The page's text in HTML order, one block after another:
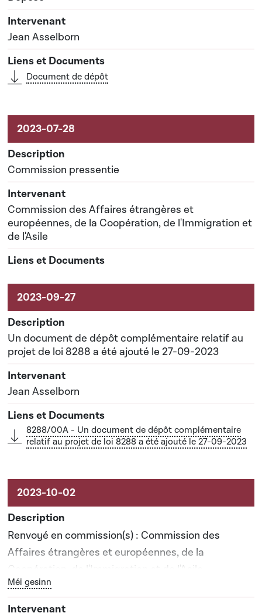
Jean Asselborn
Document de dépôt
Commission pressentie
Commission des Affaires étrangères et
européennes, de la Coopération, de l'Immigration et
de l'Asile
Un document de dépôt complémentaire relatif au
projet de loi 8288 a été ajouté le 27-09-2023
Jean Asselborn
8288/00A - Un document de dépôt complémentaire
relatif au projet de loi 8288 a été ajouté le 27-09-2023
Renvoyé en commission(s) : Commission des
Affaires étrangères et européennes, de la
Coopération, de l'Immigration et de l'Asile
Date prévisionnelle du rapport de commission : 15-
Bouton graphique servant à afficher ou cacher tous les
Méi gesinn